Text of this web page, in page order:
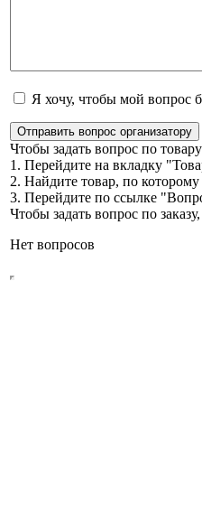
Я хочу, чтобы мой вопрос
Отправить вопрос организатору
Чтобы задать вопрос по
1. Перейдите на вкладку
2. Найдите товар, по
3. Перейдите по ссылке
Чтобы задать вопрос по
Нет вопросов